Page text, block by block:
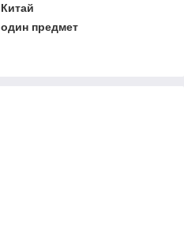
Китай
один предмет